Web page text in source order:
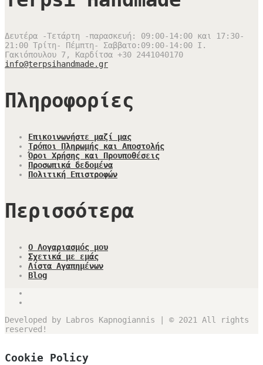
Δευτέρα -Τετάρτη -παρασκευή: 09:00-14:00 και 17:30-
21:00 Τρίτη- Πέμπτη- Σαββατο:09:00-14:00 Ι.
Γακιόπουλου 7, Καρδίτσα +30 2441040170
info@terpsihandmade.gr
Πληροφορίες
Επικοινωνήστε μαζί μας
Τρόποι Πληρωμής και Αποστολής
Όροι Χρήσης και Προυποθέσεις
Προσωπικά δεδομένα
Πολιτική Επιστροφών
Περισσότερα
Ο Λογαριασμός μου
Σχετικά με εμάς
Λίστα Αγαπημένων
Blog
Developed by Labros Kapnogiannis | © 2021 All rights
reserved!
Cookie Policy